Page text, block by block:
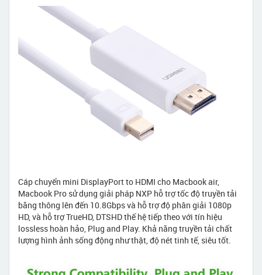
Cáp chuyển mini DisplayPort to HDMI cho Macbook air,
Macbook Pro sử dụng giải pháp NXP hỗ trợ tốc độ truyền tải
băng thông lên đến 10.8Gbps và hỗ trợ độ phân giải 1080p
HD, và hỗ trợ TrueHD, DTSHD thế hệ tiếp theo với tín hiệu
lossless hoàn hảo, Plug and Play. Khả năng truyền tải chất
lượng hình ảnh sống động như thật, độ nét tinh tế, siêu tốt.